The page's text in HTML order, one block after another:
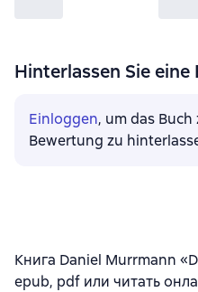
Hinterlassen Sie eine
Einloggen, um das
Bewertung zu
Книга Daniel Murrmann
epub, pdf или читать